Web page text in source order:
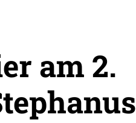
am 2.